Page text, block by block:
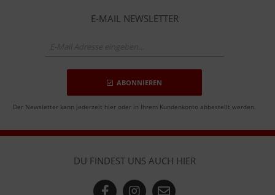
E-MAIL NEWSLETTER
ABONNIEREN
Der Newsletter kann jederzeit hier oder in Ihrem Kundenkonto abbestellt werden.
DU FINDEST UNS AUCH HIER